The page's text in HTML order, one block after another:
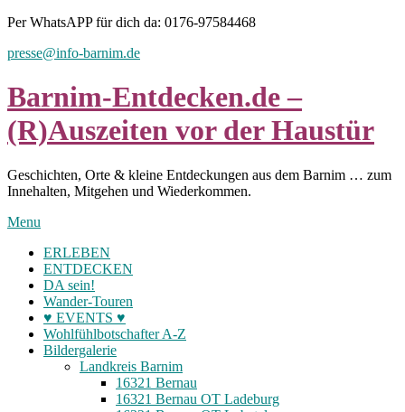
Skip
content
Per WhatsAPP für dich da: 0176-97584468
presse@info-barnim.de
Barnim-Entdecken.de –
(R)Auszeiten vor der Haustür
Geschichten, Orte & kleine Entdeckungen aus dem Barnim … zum
Innehalten, Mitgehen und Wiederkommen.
Menu
ERLEBEN
ENTDECKEN
DA sein!
Wander-Touren
♥ EVENTS ♥
Wohlfühlbotschafter A-Z
Bildergalerie
Landkreis Barnim
16321 Bernau
16321 Bernau OT Ladeburg